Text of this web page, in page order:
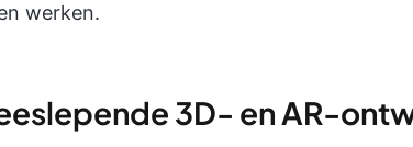
werken.
3D- en AR-